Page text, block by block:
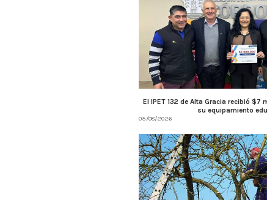
El IPET 132 de Alta Gracia recibió
su equipamiento
05/08/2026